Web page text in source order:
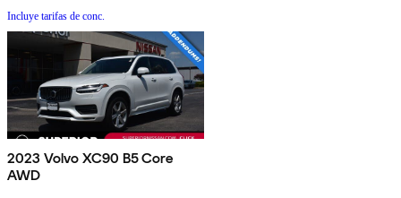
Incluye tarifas de conc.
2023 Volvo XC90 B5 Core
AWD